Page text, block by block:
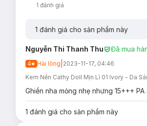
Bảng màu:
01 Ivory:dành cho da
02 Light Beige:dành cho
03 Medium Beige:dành
1 đánh giá
1 đánh giá cho sản phẩm này
Nguyễn Thi Thanh Thu Đã mua
4 Hài lòng 2023-11-17, 04:46
Kem Nền Cathy Doll Mịn Lì 01 Ivory - Da
Ghiền nha mỏng nhẹ nhưng 15+++
1 đánh giá cho sản phẩm này